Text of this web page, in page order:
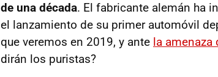
de una década. El fabricante alemán ha
el lanzamiento de su primer automóvil
que veremos en 2019, y ante la amenaza
dirán los puristas?